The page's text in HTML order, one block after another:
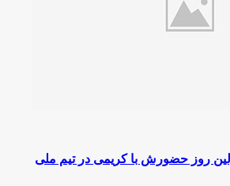
روز حضورش با کریمی در تیم ملی